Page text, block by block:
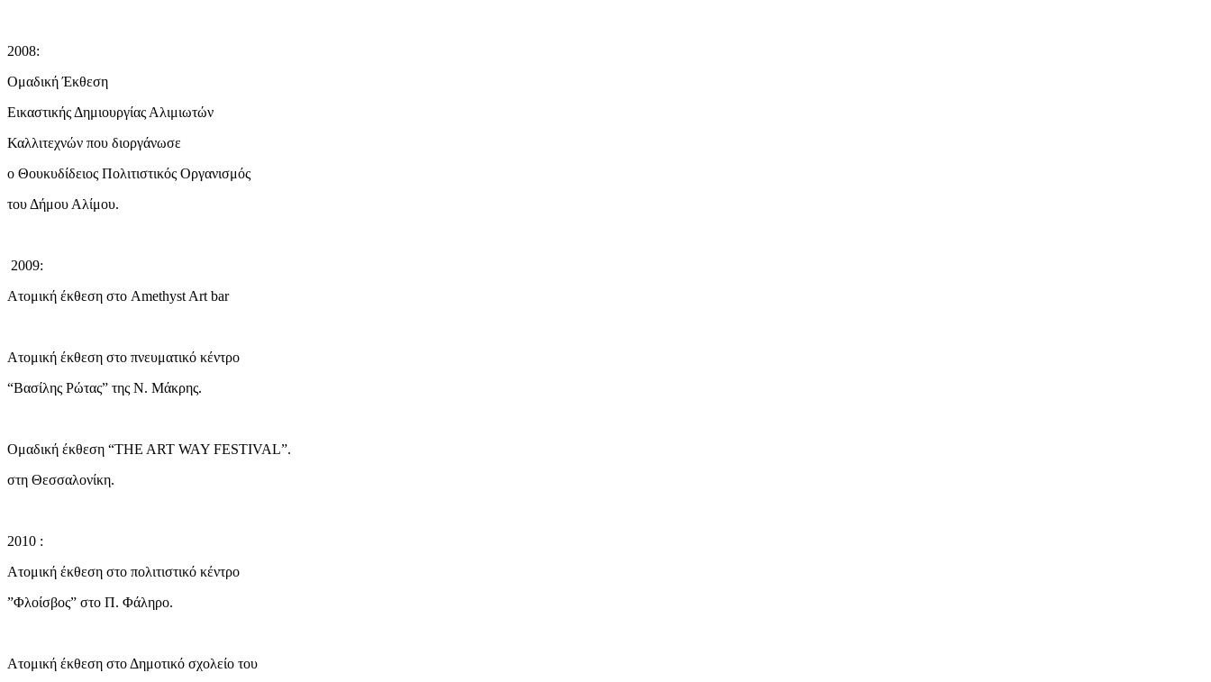
2008:
Ομαδική Έκθεση
Εικαστικής Δημιουργίας Αλιμιωτών
Καλλιτεχνών που διοργάνωσε
ο Θουκυδίδειος Πολιτιστικός Οργανισμός
του Δήμου Αλίμου.
2009:
Ατομική έκθεση στο Amethyst Art bar
Ατομική έκθεση στο πνευματικό κέντρο
“Βασίλης Ρώτας” της Ν. Μάκρης.
Ομαδική έκθεση “THE ART WAY FESTIVAL”.
στη Θεσσαλονίκη.
2010 :
Ατομική έκθεση στο πολιτιστικό κέντρο
”Φλοίσβος” στο Π. Φάληρο.
Ατομική έκθεση στο Δημοτικό σχολείο του